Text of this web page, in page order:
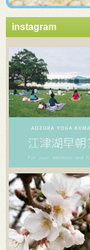
instagram
3月 20